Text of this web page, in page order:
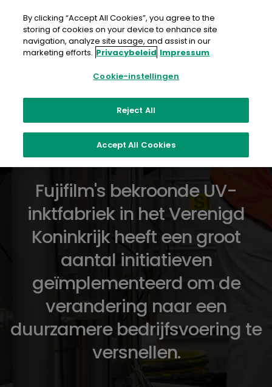
artikel
Duurzaamheid in
de productie
Fujifilm's bekroonde UV-
inktfabriek in het Verenigd
Koninkrijk heeft een groot
aantal initiatieven
geïmplementeerd om de
verandering naar een
duurzamere bedrijfsvoering te
versnellen.
By clicking “Accept All Cookies”, you agree to the
storing of cookies on your device to enhance site
navigation, analyze site usage, and assist in our
marketing efforts. Privacybeleid Impressum
Cookie-instellingen
Reject All
Accept All Cookies